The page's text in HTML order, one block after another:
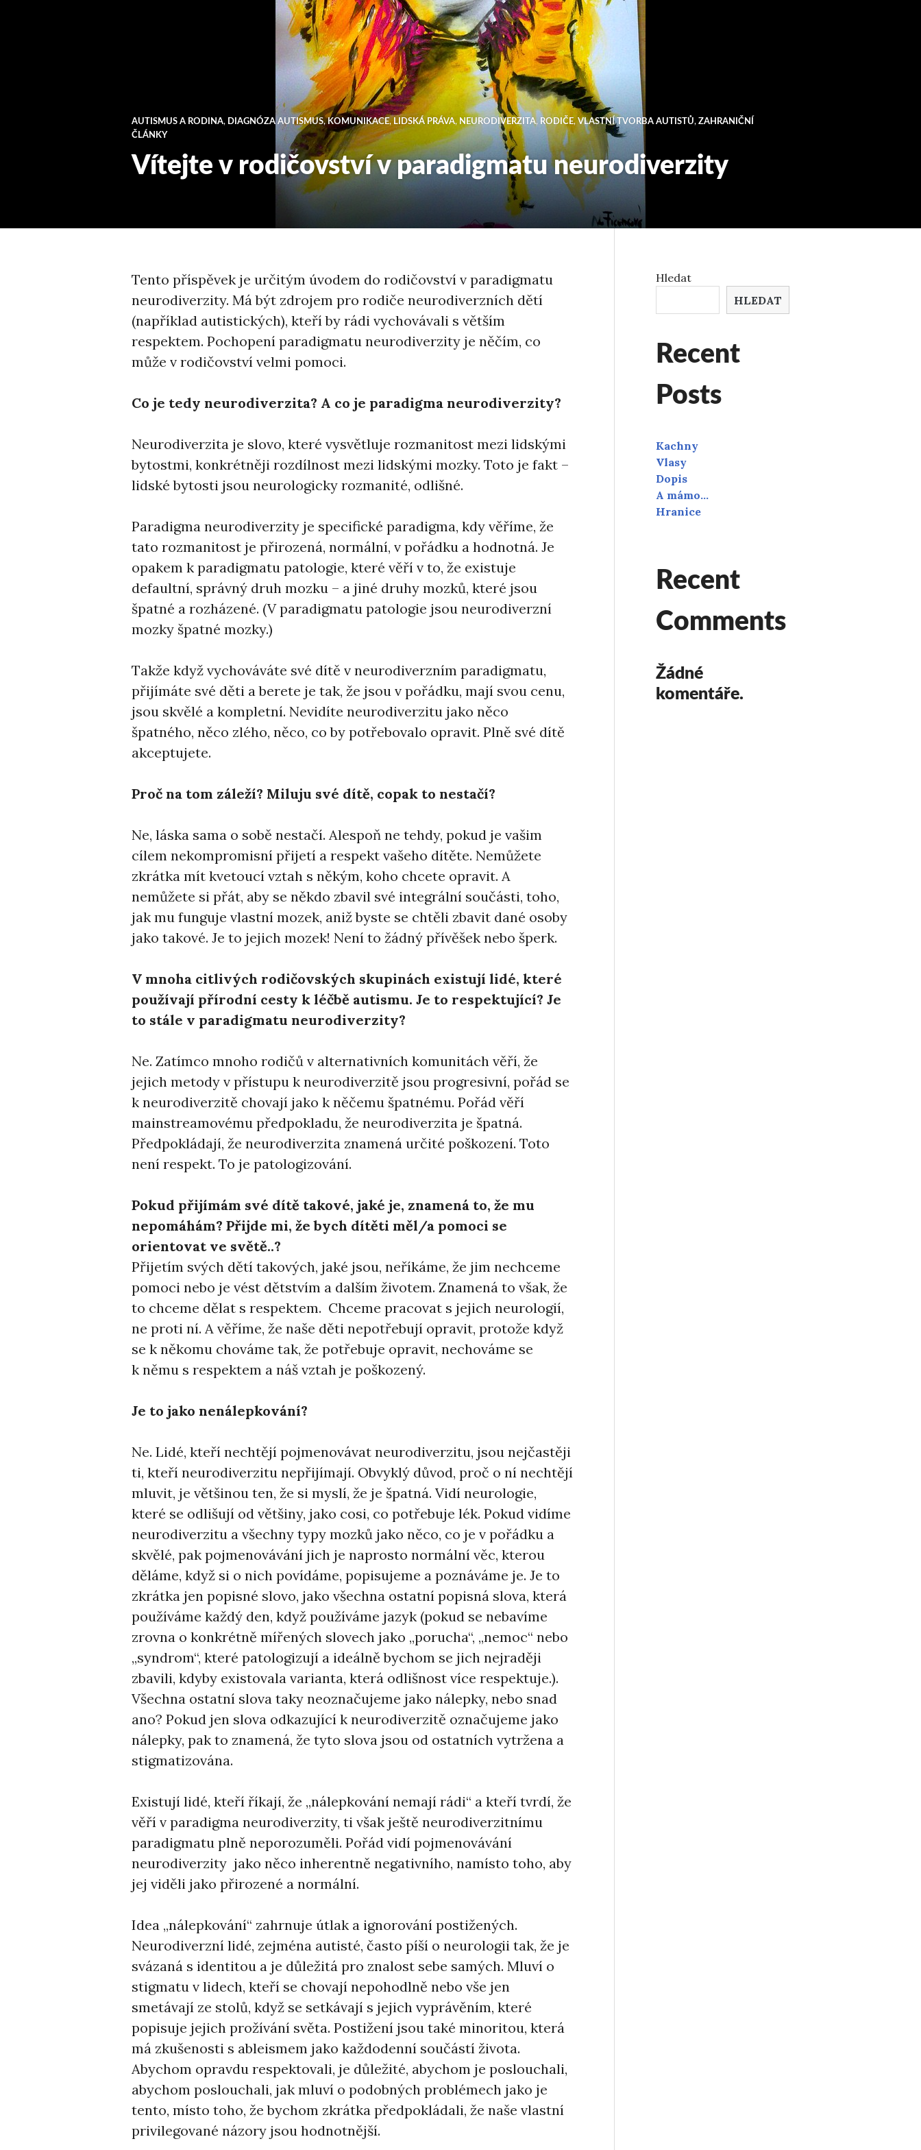
AUTISMUS A RODINA, DIAGNÓZA AUTISMUS,KOMUNIKACE, LIDSKÁ PRÁVA, NEURODIVERZITA, RODIČE,VLASTNÍ TVORBA AUTISTŮ, ZAHRANIČNÍ
ČLÁNKY
Vítejte v rodičovství v paradigmatu neurodiverzity
Tento příspěvek je určitým úvodem do rodičovství v paradigmatu
neurodiverzity. Má být zdrojem pro rodiče neurodiverzních dětí
(například autistických), kteří by rádi vychovávali s větším
respektem. Pochopení paradigmatu neurodiverzity je něčím, co
může v rodičovství velmi pomoci.
Co je tedy neurodiverzita? A co je paradigma neurodiverzity?
Neurodiverzita je slovo, které vysvětluje rozmanitost mezi lidskými
bytostmi, konkrétněji rozdílnost mezi lidskými mozky. Toto je fakt –
lidské bytosti jsou neurologicky rozmanité, odlišné.
Paradigma neurodiverzity je specifické paradigma, kdy věříme, že
tato rozmanitost je přirozená, normální, v pořádku a hodnotná. Je
opakem k paradigmatu patologie, které věří v to, že existuje
defaultní, správný druh mozku – a jiné druhy mozků, které jsou
špatné a rozházené. (V paradigmatu patologie jsou neurodiverzní
mozky špatné mozky.)
Takže když vychováváte své dítě v neurodiverzním paradigmatu,
přijímáte své děti a berete je tak, že jsou v pořádku, mají svou cenu,
jsou skvělé a kompletní. Nevidíte neurodiverzitu jako něco
špatného, něco zlého, něco, co by potřebovalo opravit. Plně své dítě
akceptujete.
Proč na tom záleží? Miluju své dítě, copak to nestačí?
Ne, láska sama o sobě nestačí. Alespoň ne tehdy, pokud je vašim
cílem nekompromisní přijetí a respekt vašeho dítěte. Nemůžete
zkrátka mít kvetoucí vztah s někým, koho chcete opravit. A
nemůžete si přát, aby se někdo zbavil své integrální součásti, toho,
jak mu funguje vlastní mozek, aniž byste se chtěli zbavit dané osoby
jako takové. Je to jejich mozek! Není to žádný přívěšek nebo šperk.
V mnoha citlivých rodičovských skupinách existují lidé, které
používají přírodní cesty k léčbě autismu. Je to respektující? Je
to stále v paradigmatu neurodiverzity?
Ne. Zatímco mnoho rodičů v alternativních komunitách věří, že
jejich metody v přístupu k neurodiverzitě jsou progresivní, pořád se
k neurodiverzitě chovají jako k něčemu špatnému. Pořád věří
mainstreamovému předpokladu, že neurodiverzita je špatná.
Předpokládají, že neurodiverzita znamená určité poškození. Toto
není respekt. To je patologizování.
Pokud přijímám své dítě takové, jaké je, znamená to, že mu
nepomáhám? Přijde mi, že bych dítěti měl/a pomoci se
orientovat ve světě..?
Přijetím svých dětí takových, jaké jsou, neříkáme, že jim nechceme
pomoci nebo je vést dětstvím a dalším životem. Znamená to však, že
to chceme dělat s respektem. Chceme pracovat s jejich neurologií,
ne proti ní. A věříme, že naše děti nepotřebují opravit, protože když
se k někomu chováme tak, že potřebuje opravit, nechováme se
k němu s respektem a náš vztah je poškozený.
Je to jako nenálepkování?
Ne. Lidé, kteří nechtějí pojmenovávat neurodiverzitu, jsou nejčastěji
ti, kteří neurodiverzitu nepřijímají. Obvyklý důvod, proč o ní nechtějí
mluvit, je většinou ten, že si myslí, že je špatná. Vidí neurologie,
které se odlišují od většiny, jako cosi, co potřebuje lék. Pokud vidíme
neurodiverzitu a všechny typy mozků jako něco, co je v pořádku a
skvělé, pak pojmenovávání jich je naprosto normální věc, kterou
děláme, když si o nich povídáme, popisujeme a poznáváme je. Je to
zkrátka jen popisné slovo, jako všechna ostatní popisná slova, která
používáme každý den, když používáme jazyk (pokud se nebavíme
zrovna o konkrétně mířených slovech jako „porucha“, „nemoc“ nebo
„syndrom“, které patologizují a ideálně bychom se jich nejraději
zbavili, kdyby existovala varianta, která odlišnost více respektuje.).
Všechna ostatní slova taky neoznačujeme jako nálepky, nebo snad
ano? Pokud jen slova odkazující k neurodiverzitě označujeme jako
nálepky, pak to znamená, že tyto slova jsou od ostatních vytržena a
stigmatizována.
Existují lidé, kteří říkají, že „nálepkování nemají rádi“ a kteří tvrdí, že
věří v paradigma neurodiverzity, ti však ještě neurodiverzitnímu
paradigmatu plně neporozuměli. Pořád vidí pojmenovávání
neurodiverzity jako něco inherentně negativního, namísto toho, aby
jej viděli jako přirozené a normální.
Idea „nálepkování“ zahrnuje útlak a ignorování postižených.
Neurodiverzní lidé, zejména autisté, často píší o neurologii tak, že je
svázaná s identitou a je důležitá pro znalost sebe samých. Mluví o
stigmatu v lidech, kteří se chovají nepohodlně nebo vše jen
smetávají ze stolů, když se setkávají s jejich vyprávěním, které
popisuje jejich prožívání světa. Postižení jsou také minoritou, která
má zkušenosti s ableismem jako každodenní součástí života.
Abychom opravdu respektovali, je důležité, abychom je poslouchali,
abychom poslouchali, jak mluví o podobných problémech jako je
tento, místo toho, že bychom zkrátka předpokládali, že naše vlastní
privilegované názory jsou hodnotnější.
Hledat
HLEDAT
Recent
Posts
Kachny
Vlasy
Dopis
A mámo…
Hranice
Recent
Comments
Žádné
komentáře.